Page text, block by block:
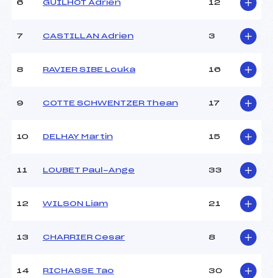
Température arrivée :
6 GUILHOT Adrien 12
7 CASTILLAN Adrien 3
8 RAVIER SIBE Louka 16
9 COTTE SCHWENTZER Thean 17
10 DELHAY Martin 15
11 LOUBET Paul-Ange 33
12 WILSON Liam 21
13 CHARRIER Cesar 8
14 RICHASSE Tao 30